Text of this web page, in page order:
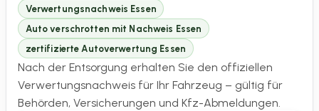
Verwertungsnachweis Essen
Auto verschrotten mit Nachweis Essen
zertifizierte Autoverwertung Essen
Nach der Entsorgung erhalten Sie den offiziellen
Verwertungsnachweis für Ihr Fahrzeug – gültig für
Behörden, Versicherungen und Kfz-Abmeldungen.